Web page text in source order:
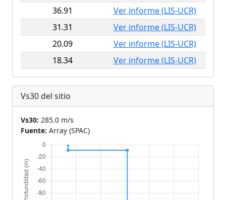
36.91
Ver informe (LIS-UCR)
31.31
Ver informe (LIS-UCR)
20.09
Ver informe (LIS-UCR)
18.34
Ver informe (LIS-UCR)
Vs30 del sitio
Vs30: 285.0 m/s
Fuente: Array (SPAC)